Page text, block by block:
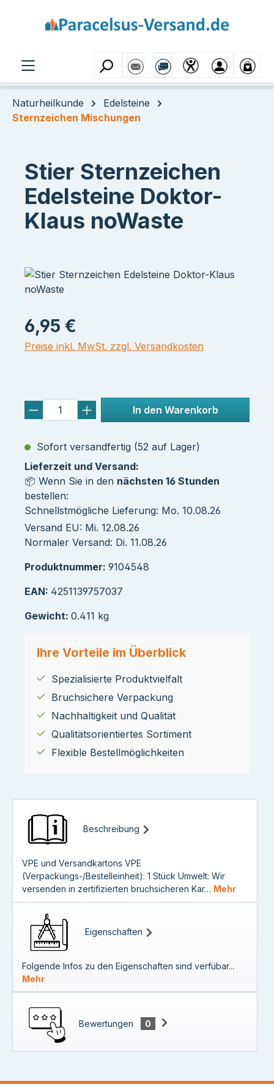
Naturheilkunde
Edelsteine
Sternzeichen Mischungen
Stier Sternzeichen
Edelsteine Doktor-
Klaus noWaste
6,95 €
Preise inkl. MwSt. zzgl. Versandkosten
In den Warenkorb
Sofort versandfertig (52 auf Lager)
Lieferzeit und Versand:
📦 Wenn Sie in den nächsten 16 Stunden
bestellen:
Schnellstmögliche Lieferung: Mo. 10.08.26
Versand EU: Mi. 12.08.26
Normaler Versand: Di. 11.08.26
Produktnummer: 9104548
EAN: 4251139757037
Gewicht: 0.411 kg
Ihre Vorteile im Überblick
Spezialisierte Produktvielfalt
Bruchsichere Verpackung
Nachhaltigkeit und Qualität
Qualitätsorientiertes Sortiment
Flexible Bestellmöglichkeiten
Beschreibung
VPE und Versandkartons VPE
(Verpackungs-/Bestelleinheit): 1 Stück Umwelt: Wir
versenden in zertifizierten bruchsicheren Kar… Mehr
Eigenschaften
Folgende Infos zu den Eigenschaften sind verfübar...
Mehr
Bewertungen 0